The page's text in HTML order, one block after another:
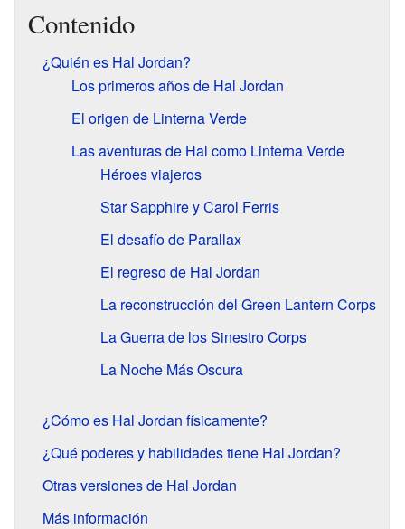
Contenido
¿Quién es Hal Jordan?
Los primeros años de Hal Jordan
El origen de Linterna Verde
Las aventuras de Hal como Linterna Verde
Héroes viajeros
Star Sapphire y Carol Ferris
El desafío de Parallax
El regreso de Hal Jordan
La reconstrucción del Green Lantern Corps
La Guerra de los Sinestro Corps
La Noche Más Oscura
¿Cómo es Hal Jordan físicamente?
¿Qué poderes y habilidades tiene Hal Jordan?
Otras versiones de Hal Jordan
Más información